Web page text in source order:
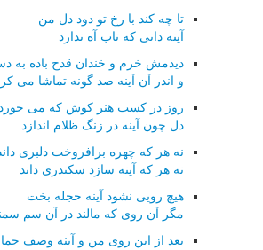
تا چه کند با رخ تو دود دل من
آینه دانی که تاب آه ندارد
دیدمش خرم و خندان قدح باده به
و اندر آن آینه صد گونه تماشا می
روز در کسب هنر کوش که می
دل چون آینه در زنگ ظلام اندازد
نه هر که چهره برافروخت دلبری
نه هر که آینه سازد سکندری داند
هیچ رویی نشود آینه حجله بخت
مگر آن روی که مالند در آن سم
بعد از این روی من و آینه وصف